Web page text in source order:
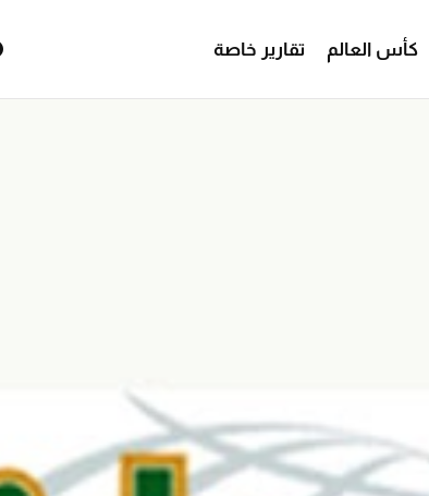
كأس العالم تقارير خاصة